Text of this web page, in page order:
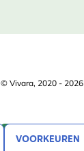
VOORKEUREN
FILTEREN
© Vivara, 2020 - 2026